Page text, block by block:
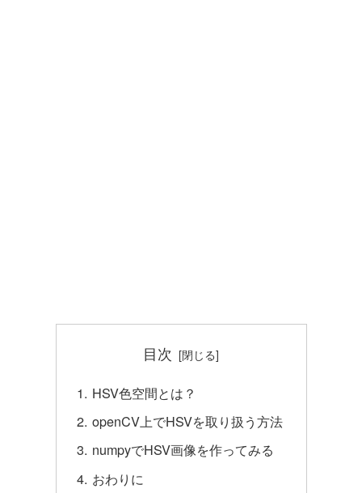
目次
HSV色空間とは？
openCV上でHSVを取り扱う方法
numpyでHSV画像を作ってみる
おわりに